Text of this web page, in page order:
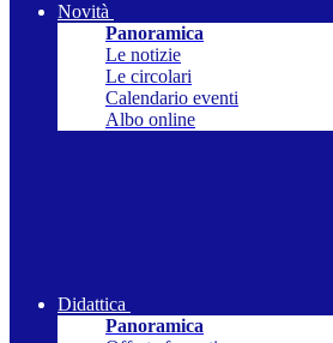
Novità
Panoramica
Le notizie
Le circolari
Calendario eventi
Albo online
Didattica
Panoramica